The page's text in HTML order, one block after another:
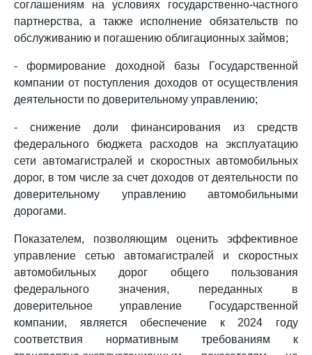
соглашениям на условиях государственно-частного
партнерства, а также исполнение обязательств по
обслуживанию и погашению облигационных займов;
- формирование доходной базы Государственной
компании от поступления доходов от осуществления
деятельности по доверительному управлению;
- снижение доли финансирования из средств
федерального бюджета расходов на эксплуатацию
сети автомагистралей и скоростных автомобильных
дорог, в том числе за счет доходов от деятельности по
доверительному управлению автомобильными
дорогами.
Показателем, позволяющим оценить эффективное
управление сетью автомагистралей и скоростных
автомобильных дорог общего пользования
федерального значения, переданных в
доверительное управление Государственной
компании, является обеспечение к 2024 году
соответствия нормативным требованиям к